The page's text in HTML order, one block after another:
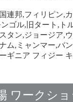
連邦,フィリピン,
ゴル,旧タート,ト
タン,ジョージア,
ム,ミャンマー,バ
ギニア フィジー
ワークシ